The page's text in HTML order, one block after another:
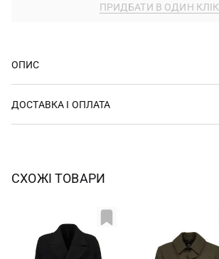
ПРИДБАТИ В ОДИН КЛІК
ОПИС
ДОСТАВКА І ОПЛАТА
СХОЖІ ТОВАРИ